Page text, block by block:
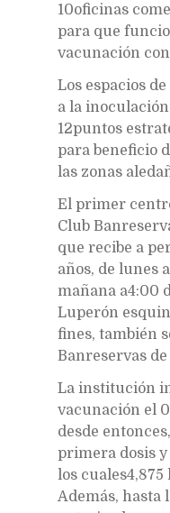
10oficinas
para que
vacunación
Los espacios
a la
12puntos
para beneficio
las zonas
El primer
Club
que recibe a
años, de lunes
mañana a4:00
Luperón
fines, también
Banreservas
La institución
vacunación el
desde
primera dosis y
los
Además, hasta